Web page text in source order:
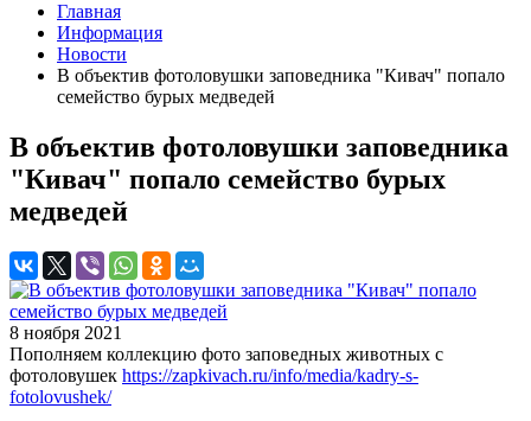
Главная
Информация
Новости
В объектив фотоловушки заповедника "Кивач" попало
семейство бурых медведей
В объектив фотоловушки заповедника
"Кивач" попало семейство бурых
медведей
8 ноября 2021
Пополняем коллекцию фото заповедных животных с
фотоловушек https://zapkivach.ru/info/media/kadry-s-
fotolovushek/